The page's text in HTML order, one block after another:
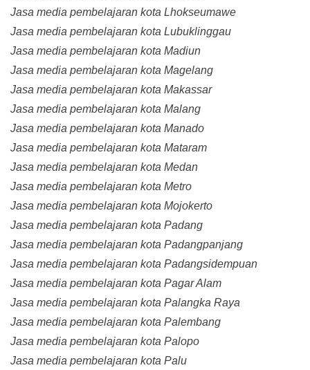
Jasa media pembelajaran kota Lhokseumawe
Jasa media pembelajaran kota Lubuklinggau
Jasa media pembelajaran kota Madiun
Jasa media pembelajaran kota Magelang
Jasa media pembelajaran kota Makassar
Jasa media pembelajaran kota Malang
Jasa media pembelajaran kota Manado
Jasa media pembelajaran kota Mataram
Jasa media pembelajaran kota Medan
Jasa media pembelajaran kota Metro
Jasa media pembelajaran kota Mojokerto
Jasa media pembelajaran kota Padang
Jasa media pembelajaran kota Padangpanjang
Jasa media pembelajaran kota Padangsidempuan
Jasa media pembelajaran kota Pagar Alam
Jasa media pembelajaran kota Palangka Raya
Jasa media pembelajaran kota Palembang
Jasa media pembelajaran kota Palopo
Jasa media pembelajaran kota Palu